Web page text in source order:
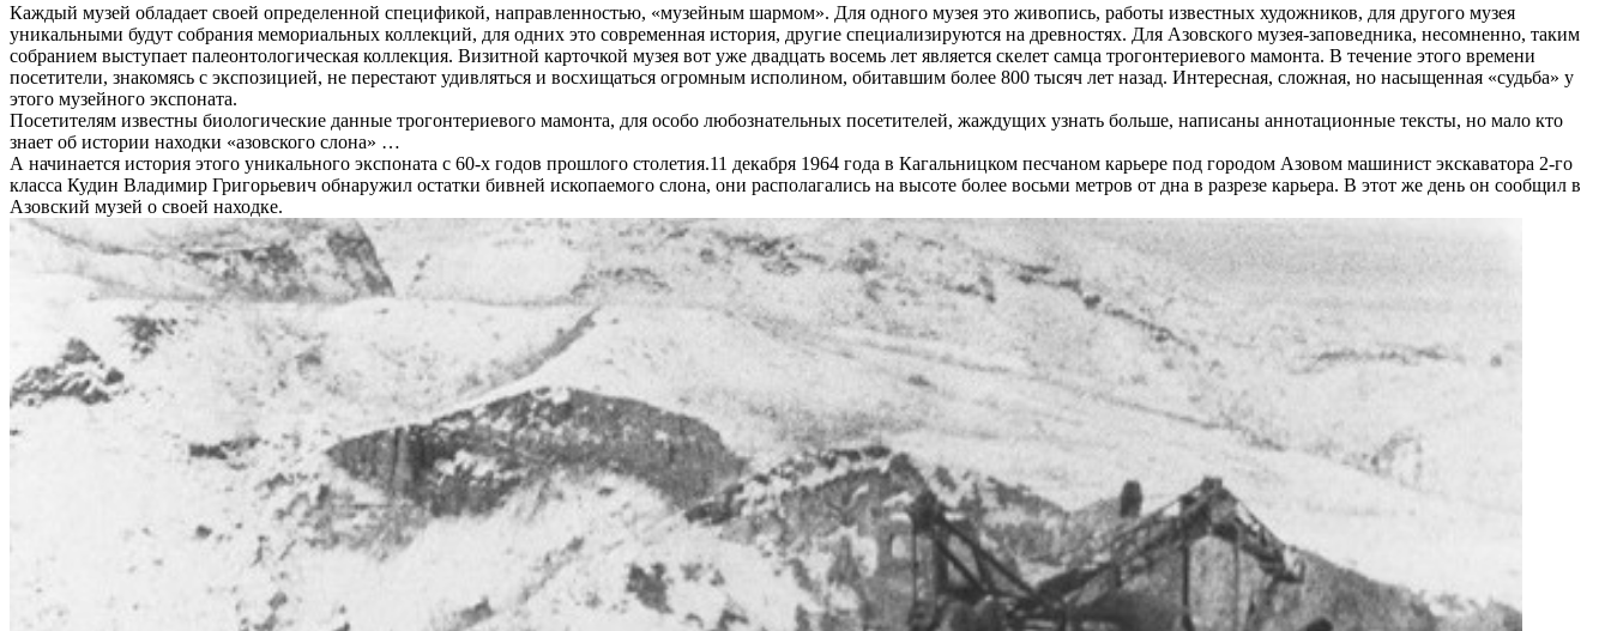
Каждый музей обладает своей определенной спецификой, направленностью, «музейным шармом». Для одного музея это живопись, работы известных художников, для другого музея
уникальными будут собрания мемориальных коллекций, для одних это современная история, другие специализируются на древностях. Для Азовского музея-заповедника, несомненно, таким
собранием выступает палеонтологическая коллекция. Визитной карточкой музея вот уже двадцать восемь лет является скелет самца трогонтериевого мамонта. В течение этого времени
посетители, знакомясь с экспозицией, не перестают удивляться и восхищаться огромным исполином, обитавшим более 800 тысяч лет назад. Интересная, сложная, но насыщенная «судьба» у
этого музейного экспоната.
Посетителям известны биологические данные трогонтериевого мамонта, для особо любознательных посетителей, жаждущих узнать больше, написаны аннотационные тексты, но мало кто
знает об истории находки «азовского слона» …
А начинается история этого уникального экспоната с 60-х годов прошлого столетия.11 декабря 1964 года в Кагальницком песчаном карьере под городом Азовом машинист экскаватора 2-го
класса Кудин Владимир Григорьевич обнаружил остатки бивней ископаемого слона, они располагались на высоте более восьми метров от дна в разрезе карьера. В этот же день он сообщил в
Азовский музей о своей находке.